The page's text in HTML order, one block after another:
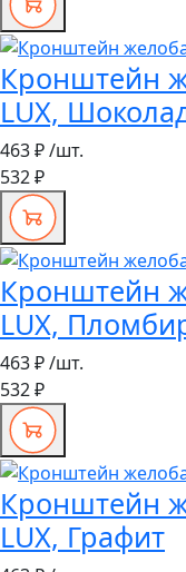
Кронштейн
LUX,
463 ₽/шт.
532 ₽
Кронштейн
LUX,
463 ₽/шт.
532 ₽
Кронштейн
LUX, Графит